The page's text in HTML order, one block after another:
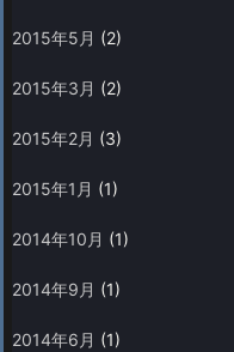
2015年5月 (2)
2015年3月 (2)
2015年2月 (3)
2015年1月 (1)
2014年10月 (1)
2014年9月 (1)
2014年6月 (1)